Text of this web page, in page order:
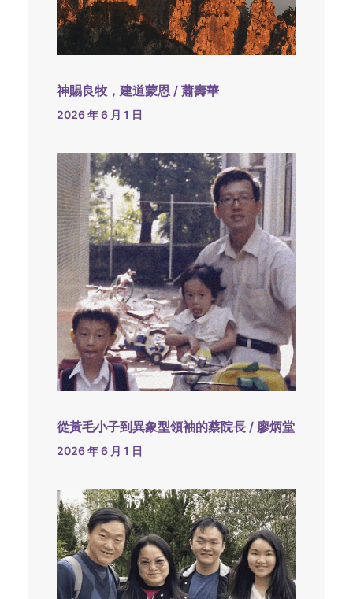
神賜良牧，建道蒙恩 / 蕭壽華
2026 年 6 月 1 日
從黃毛小子到異象型領袖的蔡院長 / 廖炳堂
2026 年 6 月 1 日